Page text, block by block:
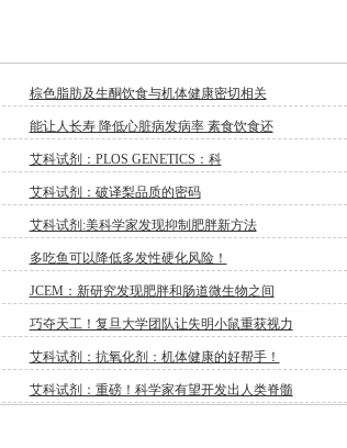
棕色脂肪及生酮饮食与机体健康密切相关
能让人长寿 降低心脏病发病率 素食饮食还
艾科试剂：PLOS GENETICS：科
艾科试剂：破译梨品质的密码
艾科试剂:美科学家发现抑制肥胖新方法
多吃鱼可以降低多发性硬化风险！
JCEM：新研究发现肥胖和肠道微生物之间
巧夺天工！复旦大学团队让失明小鼠重获视力
艾科试剂：抗氧化剂：机体健康的好帮手！
艾科试剂：重磅！科学家有望开发出人类脊髓